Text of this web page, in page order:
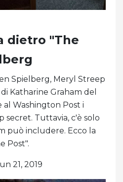
dietro "The
Spielberg, Meryl Streep
Katharine Graham del
al Washington Post i
secret. Tuttavia, c'è solo
può includere. Ecco la
Post".
21, 2019